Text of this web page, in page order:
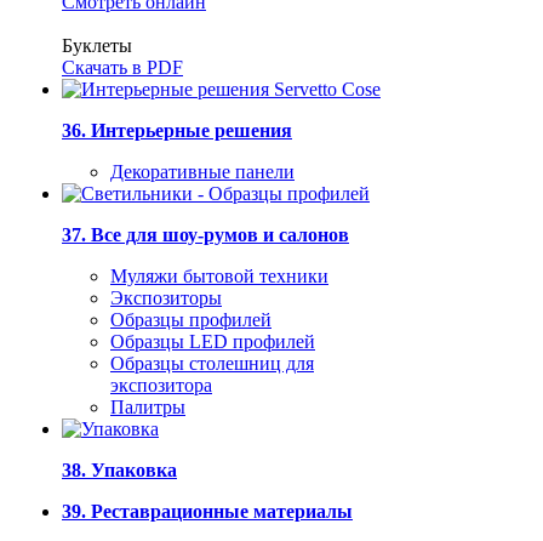
Буклеты
Скачать в PDF
36. Интерьерные решения
Декоративные панели
37. Все для шоу-румов и салонов
Муляжи бытовой техники
Экспозиторы
Образцы профилей
Образцы LED профилей
Образцы столешниц для
экспозитора
Палитры
38. Упаковка
39. Реставрационные материалы